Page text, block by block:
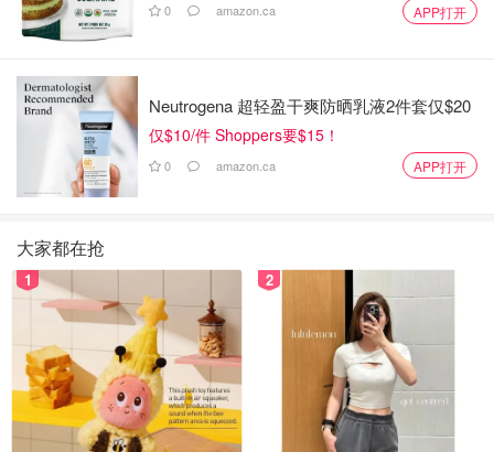
0 amazon.ca APP打开
Neutrogena 超轻盈干爽防晒乳液2件套仅$20
仅$10/件 Shoppers要$15！
0 amazon.ca APP打开
大家都在抢
1 2